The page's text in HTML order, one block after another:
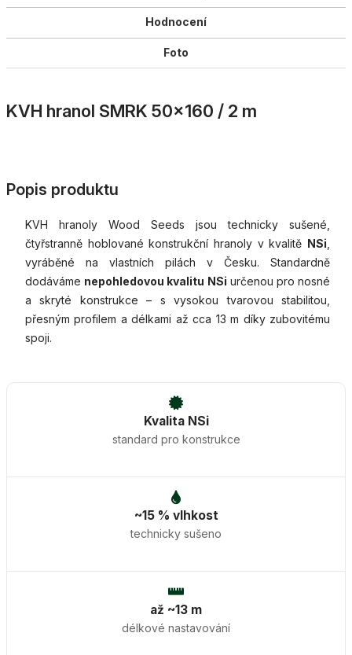
Hodnocení
Foto
KVH hranol SMRK 50×160 / 2 m
Popis produktu
KVH hranoly Wood Seeds jsou technicky sušené,
čtyřstranně hoblované konstrukční hranoly v kvalitě NSi
vyráběné na vlastních pilách v Česku. Standardně
dodáváme nepohledovou kvalitu NSi určenou pro nosné
a skryté konstrukce – s vysokou tvarovou stabilitou,
přesným profilem a délkami až cca 13 m díky zubovitému
spoji.
Kvalita NSi
standard pro konstrukce
~15 % vlhkost
technicky sušeno
až ~13 m
délkové nastavování